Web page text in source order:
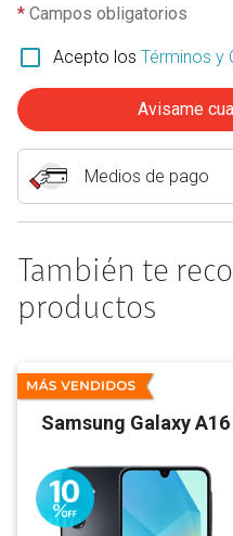
* Campos obligatorios
Acepto los Términos y
Avisame
Medios de pago
También te
productos
Samsung Galaxy A16